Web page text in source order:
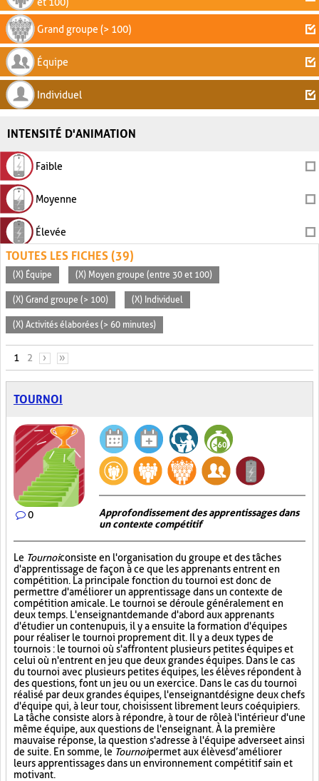
Grand groupe (> 100)
Équipe
Individuel
INTENSITÉ D'ANIMATION
Faible
Moyenne
Élevée
TOUTES LES FICHES (39)
(X) Équipe (X) Moyen groupe (entre 30 et 100)
(X) Grand groupe (> 100) (X) Individuel
(X) Activités élaborées (> 60 minutes)
PAGES
1 2 › »
TOURNOI
0
Approfondissement des apprentissages dans
un contexte compétitif
Le Tournoiconsiste en l'organisation du groupe et des tâches
d'apprentissage de façon à ce que les apprenants entrent en
compétition. La principale fonction du tournoi est donc de
permettre d'améliorer un apprentissage dans un contexte de
compétition amicale. Le tournoi se déroule généralement en
deux temps. L'enseignant demande d'abord aux apprenants
d'étudier un contenu puis, il y a ensuite la formation d'équipes
pour réaliser le tournoi proprement dit. Il y a deux types de
tournois : le tournoi où s'affrontent plusieurs petites équipes et
celui où n'entrent en jeu que deux grandes équipes. Dans le cas
du tournoi avec plusieurs petites équipes, les élèves répondent à
des questions, font un jeu ou un exercice. Dans le cas du tournoi
réalisé par deux grandes équipes, l'enseignant désigne deux chefs
d'équipe qui, à leur tour, choisissent librement leurs coéquipiers.
La tâche consiste alors à répondre, à tour de rôle à l'intérieur d'une
même équipe, aux questions de l'enseignant. À la première
mauvaise réponse, la question s'adresse à l'équipe adverse et ainsi
de suite. En somme, le Tournoipermet aux élèves d’améliorer
leurs apprentissages dans un environnement compétitif sain et
motivant.